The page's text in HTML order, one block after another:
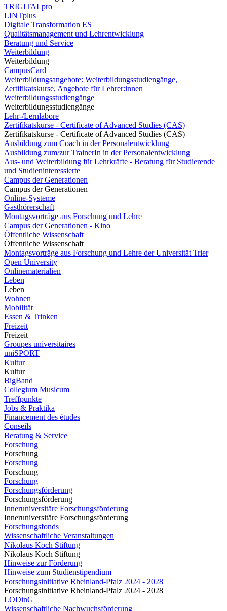
TRIGITALpro
LINTplus
Digitale Transformation ES
Qualitätsmanagement und Lehrentwicklung
Beratung und Service
Weiterbildung
Weiterbildung
CampusCard
Weiterbildungsangebote: Weiterbildungsstudiengänge,
Zertifikatskurse, Angebote für Lehrer:innen
Weiterbildungsstudiengänge
Weiterbildungsstudiengänge
Lehr-/Lernlabore
Zertifikatskurse - Certificate of Advanced Studies (CAS)
Zertifikatskurse - Certificate of Advanced Studies (CAS)
Ausbildung zum Coach in der Personalentwicklung
Ausbildung zum/zur TrainerIn in der Personalentwicklung
Aus- und Weiterbildung für Lehrkräfte - Beratung für Studierende
und Studieninteressierte
Campus der Generationen
Campus der Generationen
Online-Systeme
Gasthörerschaft
Montagsvorträge aus Forschung und Lehre
Campus der Generationen - Kino
Öffentliche Wissenschaft
Öffentliche Wissenschaft
Montagsvorträge aus Forschung und Lehre der Universität Trier
Open University
Onlinematerialien
Leben
Leben
Wohnen
Mobilität
Essen & Trinken
Freizeit
Freizeit
Groupes universitaires
uniSPORT
Kultur
Kultur
BigBand
Collegium Musicum
Treffpunkte
Jobs & Praktika
Financement des études
Conseils
Beratung & Service
Forschung
Forschung
Forschung
Forschung
Forschung
Forschungsförderung
Forschungsförderung
Inneruniversitäre Forschungsförderung
Inneruniversitäre Forschungsförderung
Forschungsfonds
Wissenschaftliche Veranstaltungen
Nikolaus Koch Stiftung
Nikolaus Koch Stiftung
Hinweise zur Förderung
Hinweise zum Studienstipendium
Forschungsinitiative Rheinland-Pfalz 2024 - 2028
Forschungsinitiative Rheinland-Pfalz 2024 - 2028
LODinG
Wissenschaftliche Nachwuchsförderung